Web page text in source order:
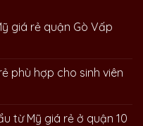
giá rẻ quận Gò Vấp
phù hợp cho sinh viên
từ Mỹ giá rẻ ở quận 10